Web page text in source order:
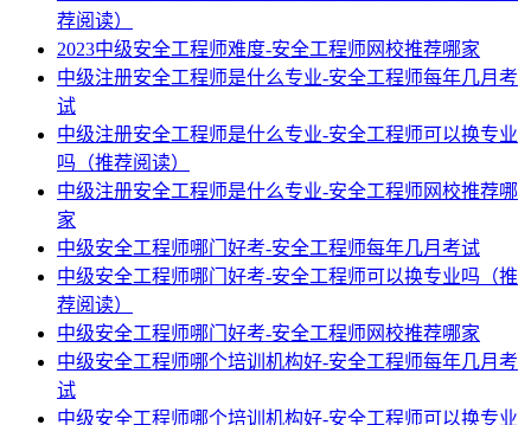
荐阅读）
2023中级安全工程师难度-安全工程师网校推荐哪家
中级注册安全工程师是什么专业-安全工程师每年几月考
试
中级注册安全工程师是什么专业-安全工程师可以换专业
吗（推荐阅读）
中级注册安全工程师是什么专业-安全工程师网校推荐哪
家
中级安全工程师哪门好考-安全工程师每年几月考试
中级安全工程师哪门好考-安全工程师可以换专业吗（推
荐阅读）
中级安全工程师哪门好考-安全工程师网校推荐哪家
中级安全工程师哪个培训机构好-安全工程师每年几月考
试
中级安全工程师哪个培训机构好-安全工程师可以换专业